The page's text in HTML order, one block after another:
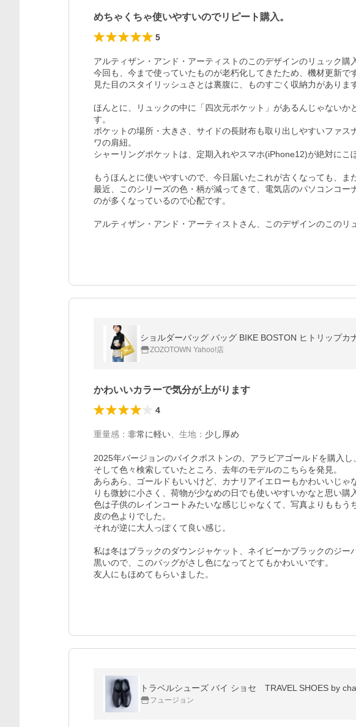
めちゃくちゃ使いやすいのでリピート購入。
5
アルティザン・アンド・アーティストのこのデザインのリュック購
今回も、今まで使っていたものが老朽化してきたため、機材更新です
見た目のスタイリッシュさとは裏腹に、ものすごく収納力があります
ほんとに、リュックの中に「四次元ポケット」があるんじゃないか
す。
ポケットの場所・大きさ、サイドの長財布も取り出しやすいファス
ワの肩紐。
シャーリングポケットは、定期入れやスマホ(iPhone12)が絶対にこ
もうほんとに使いやすいので、今日届いたこれが古くなっても、ま
最近、このシリーズの色・柄が減ってきて、電気店のパソコンコー
のが多くなっているので心配です。
アルティザン・アンド・アーティストさん、このデザインのこのリ
ショルダーバッグ バッグ BIKE BOSTON ヒトリップカ
ZOZOTOWN Yahoo!店
かわいいカラーで気分が上がります
4
重量感 ： 非常に軽い 生地 ： 少し厚め
2025年バージョンのバイクボストンの、アラビアゴールドを購入し
そして色々検索していたところ、去年のモデルのこちらを発見。
あらあら、ゴールドもいいけど、カナリアイエローもかわいいじゃ
りも微妙に小さく、荷物が少なめの日でも使いやすいかなと思い購
色は子供のレインコートみたいな感じじゃなくて、写真よりももう
皮の色よりでした。
それが逆に大人っぽくて良い感じ。
私は冬はブラックのダウンジャケット、ネイビーかブラックのジー
黒いので、このバッグがさし色になってとてもかわいいです。
トラベルシューズ バイ ショセ TRAVEL SHOES by
フュージョン